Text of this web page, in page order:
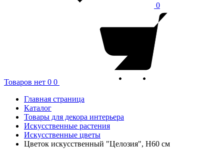
0
Товаров нет 0 0
Главная страница
Каталог
Товары для декора интерьера
Искусственные растения
Искусственные цветы
Цветок искусственный "Целозия", H60 см